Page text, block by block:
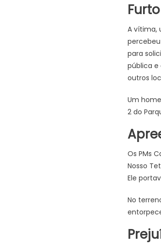
A vítima,
para
pública
outros
Um
2 do
Os PMs
Nosso
Ele
No